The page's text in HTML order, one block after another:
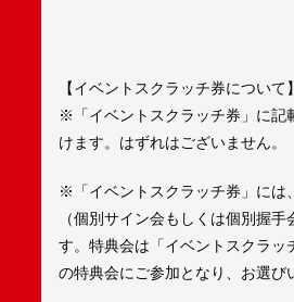
【イベントスクラッチ券について】
※「イベントスクラッチ券」に記
けます。はずれはございません。
※「イベントスクラッチ券」には
（個別サイン会もしくは個別握
す。特典会は「イベントスクラッ
の特典会にご参加となり、お選び